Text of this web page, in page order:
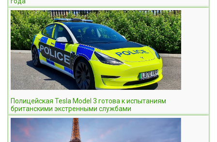
Полицейская Tesla Model 3 готова к испытаниям
британскими экстренными службами